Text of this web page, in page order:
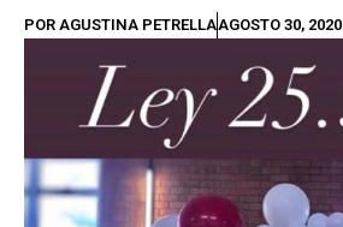
POR AGUSTINA PETRELLAAGOSTO 30, 2020